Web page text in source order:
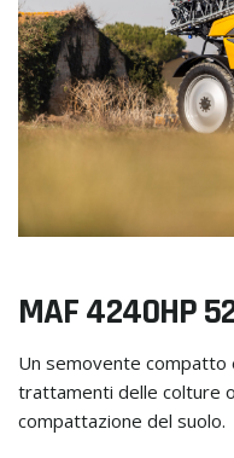
MAF 4240HP
Un semovente
trattamenti delle colture
compattazione del suolo.